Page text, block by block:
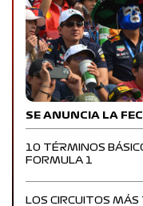
SE ANUNCIA LA
10 TÉRMINOS
FORMULA 1
LOS CIRCUITOS